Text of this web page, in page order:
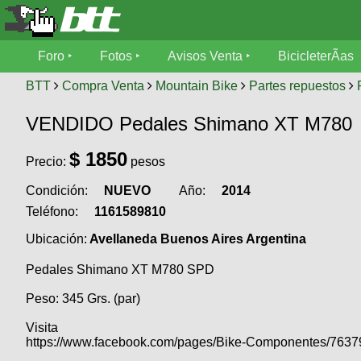
Foro
Foro
MecÃ¡nica
Fotos
tu foto
Galeria
XC
Dirt
Avisos
SUBÃ
aviso
Fotos
BicicleterÃ­
as
Bicicletas
Bicicletas
Tandem
Videos
Cicloturismo
Foro Fotos Avisos Venta BicicleterÃ­as
BTT Compra Venta Mountain Bike Partes repuestos
VENDIDO Pedales Shimano XT M780
Precio: $ 1850 pesos
Condición: NUEVO Año:
2014
Teléfono:
1161589810
Ubicación: Avellaneda Buenos Aires Argentina
Pedales Shimano XT M780 SPD
Peso: 345 Grs. (par)
Visita
https://www.facebook.com/pages/Bike-Componentes/